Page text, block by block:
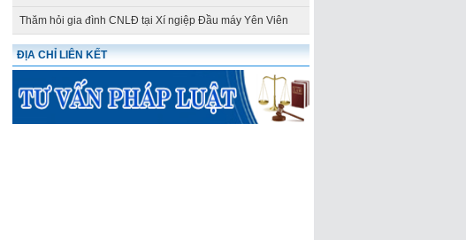
Thăm hỏi gia đình CNLĐ tại Xí ngiệp Đầu máy Yên Viên
ĐỊA CHỈ LIÊN KẾT